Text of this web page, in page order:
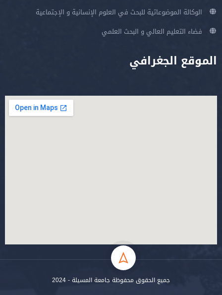
الوكالة الموضوعاتية للبحث في العلوم الإنسانية و الإجتماعية
فضاء التعليم العالي و البحث العلمي
الموقع الجغرافي
جميع الحقوق محفوظة جامعة المسيلة - 2024